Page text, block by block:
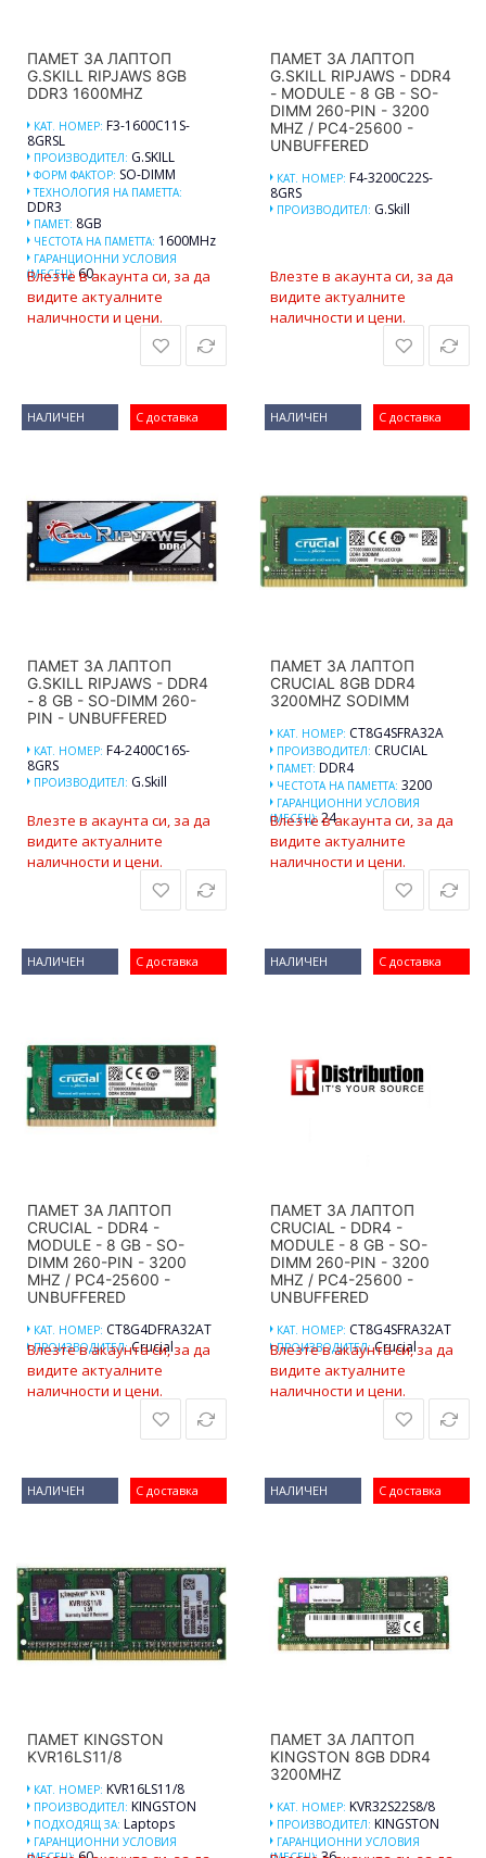
ПАМЕТ ЗА ЛАПТОП
G.SKILL RIPJAWS 8GB
DDR3 1600MHZ
КАТ. НОМЕР: F3-1600C11S-
8GRSL
ПРОИЗВОДИТЕЛ: G.SKILL
ФОРМ ФАКТОР: SO-DIMM
ТЕХНОЛОГИЯ НА ПАМЕТТА:
DDR3
ПАМЕТ: 8GB
ЧЕСТОТА НА ПАМЕТТА: 1600MHz
ГАРАНЦИОННИ УСЛОВИЯ
(МЕСЕЦ): 60
Влезте в акаунта си, за да
видите актуалните
наличности и цени.
ПАМЕТ ЗА ЛАПТОП
G.SKILL RIPJAWS - DDR4
- MODULE - 8 GB - SO-
DIMM 260-PIN - 3200
MHZ / PC4-25600 -
UNBUFFERED
КАТ. НОМЕР: F4-3200C22S-
8GRS
ПРОИЗВОДИТЕЛ: G.Skill
Влезте в акаунта си, за да
видите актуалните
наличности и цени.
С доставка
НАЛИЧЕН
ПАМЕТ ЗА ЛАПТОП
G.SKILL RIPJAWS - DDR4
- 8 GB - SO-DIMM 260-
PIN - UNBUFFERED
КАТ. НОМЕР: F4-2400C16S-
8GRS
ПРОИЗВОДИТЕЛ: G.Skill
Влезте в акаунта си, за да
видите актуалните
наличности и цени.
С доставка
НАЛИЧЕН
ПАМЕТ ЗА ЛАПТОП
CRUCIAL 8GB DDR4
3200MHZ SODIMM
КАТ. НОМЕР: CT8G4SFRA32A
ПРОИЗВОДИТЕЛ: CRUCIAL
ПАМЕТ: DDR4
ЧЕСТОТА НА ПАМЕТТА: 3200
ГАРАНЦИОННИ УСЛОВИЯ
(МЕСЕЦ): 24
Влезте в акаунта си, за да
видите актуалните
наличности и цени.
С доставка
НАЛИЧЕН
ПАМЕТ ЗА ЛАПТОП
CRUCIAL - DDR4 -
MODULE - 8 GB - SO-
DIMM 260-PIN - 3200
MHZ / PC4-25600 -
UNBUFFERED
КАТ. НОМЕР: CT8G4DFRA32AT
ПРОИЗВОДИТЕЛ:Crucial
Влезте в акаунта си, за да
видите актуалните
наличности и цени.
С доставка
НАЛИЧЕН
ПАМЕТ ЗА ЛАПТОП
CRUCIAL - DDR4 -
MODULE - 8 GB - SO-
DIMM 260-PIN - 3200
MHZ / PC4-25600 -
UNBUFFERED
КАТ. НОМЕР: CT8G4SFRA32AT
ПРОИЗВОДИТЕЛ:Crucial
Влезте в акаунта си, за да
видите актуалните
наличности и цени.
С доставка
НАЛИЧЕН
ПАМЕТ KINGSTON
KVR16LS11/8
КАТ. НОМЕР: KVR16LS11/8
ПРОИЗВОДИТЕЛ: KINGSTON
ПОДХОДЯЩ ЗА: Laptops
ГАРАНЦИОННИ УСЛОВИЯ
С доставка
НАЛИЧЕН
ПАМЕТ ЗА ЛАПТОП
KINGSTON 8GB DDR4
3200MHZ
КАТ. НОМЕР: KVR32S22S8/8
ПРОИЗВОДИТЕЛ: KINGSTON
ГАРАНЦИОННИ УСЛОВИЯ